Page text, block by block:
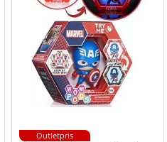
Outletpris